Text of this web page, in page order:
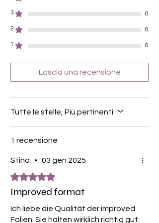
3 0
2 0
1 0
Lascia una recensione
Tutte le stelle, Più pertinenti
1 recensione
Stina • 03 gen 2025
Valutazione 5 stelle su 5.
Improved format
Ich liebe die Qualität der improved
Folien. Sie halten wirklich richtig gut